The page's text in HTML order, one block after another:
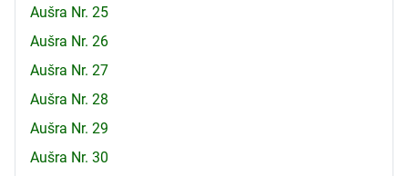
Aušra Nr. 25
Aušra Nr. 26
Aušra Nr. 27
Aušra Nr. 28
Aušra Nr. 29
Aušra Nr. 30